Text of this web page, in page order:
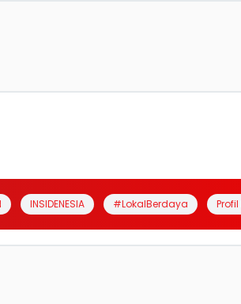
INSIDENESIA #LokalBerdaya